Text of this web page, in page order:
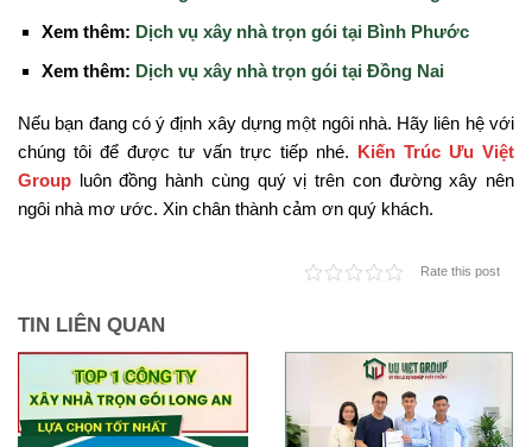
Xem thêm: Dịch vụ xây nhà trọn gói tại Bình Phước
Xem thêm: Dịch vụ xây nhà trọn gói tại Đồng Nai
Nếu bạn đang có ý định xây dựng một ngôi nhà. Hãy liên hệ với
chúng tôi để được tư vấn trực tiếp nhé. Kiến Trúc Ưu Việt
Group luôn đồng hành cùng quý vị trên con đường xây nên
ngôi nhà mơ ước. Xin chân thành cảm ơn quý khách.
Rate this post
TIN LIÊN QUAN